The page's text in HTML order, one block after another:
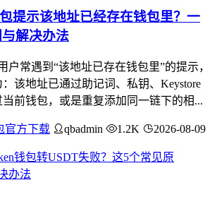
提示该地址已经存在钱包里？一
解决办法
户常遇到“该地址已存在钱包里”的提示，
该地址已通过助记词、私钥、Keystore
前钱包，或是重复添加同一链下的相...
官方下载 qbadmin 1.2K 2026-08-09